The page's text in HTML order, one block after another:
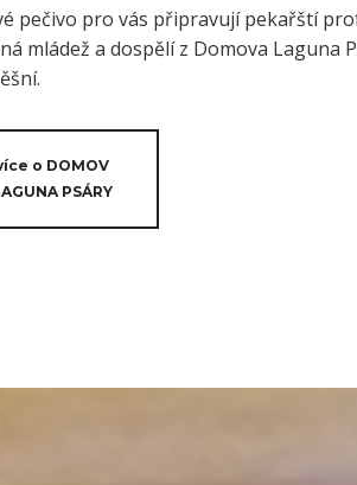
pečivo pro vás připravují pekařští
mládež a dospělí z Domova Laguna
o DOMOV
PSÁRY